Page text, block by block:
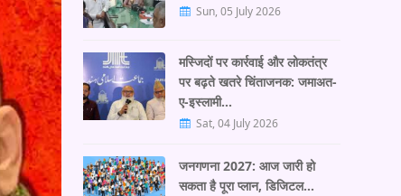
Sun, 05 July 2026
मस्जिदों पर कार्रवाई और लोकतंत्र
पर बढ़ते खतरे चिंताजनक: जमाअत-
ए-इस्लामी…
Sat, 04 July 2026
जनगणना 2027: आज जारी हो
सकता है पूरा प्लान, डिजिटल…